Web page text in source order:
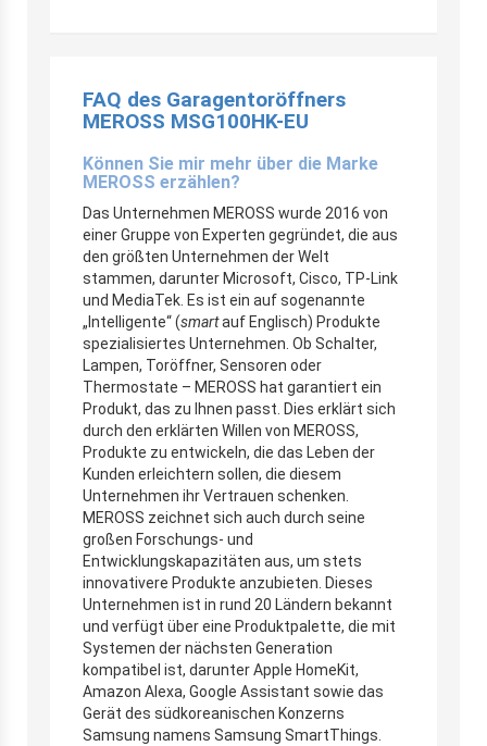
FAQ des Garagentoröffners
MEROSS MSG100HK-EU
Können Sie mir mehr über die Marke
MEROSS erzählen?
Das Unternehmen MEROSS wurde 2016 von
einer Gruppe von Experten gegründet, die aus
den größten Unternehmen der Welt
stammen, darunter Microsoft, Cisco, TP-Link
und MediaTek. Es ist ein auf sogenannte
„Intelligente“ (smartauf Englisch) Produkte
spezialisiertes Unternehmen. Ob Schalter,
Lampen, Toröffner, Sensoren oder
Thermostate – MEROSS hat garantiert ein
Produkt, das zu Ihnen passt. Dies erklärt sich
durch den erklärten Willen von MEROSS,
Produkte zu entwickeln, die das Leben der
Kunden erleichtern sollen, die diesem
Unternehmen ihr Vertrauen schenken.
MEROSS zeichnet sich auch durch seine
großen Forschungs- und
Entwicklungskapazitäten aus, um stets
innovativere Produkte anzubieten. Dieses
Unternehmen ist in rund 20 Ländern bekannt
und verfügt über eine Produktpalette, die mit
Systemen der nächsten Generation
kompatibel ist, darunter Apple HomeKit,
Amazon Alexa, Google Assistant sowie das
Gerät des südkoreanischen Konzerns
Samsung namens Samsung SmartThings.